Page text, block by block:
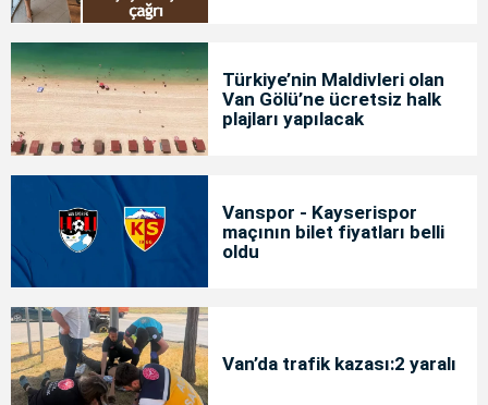
Türkiye’nin Maldivleri olan
Van Gölü’ne ücretsiz halk
plajları yapılacak
Vanspor - Kayserispor
maçının bilet fiyatları belli
oldu
Van’da trafik kazası:2 yaralı